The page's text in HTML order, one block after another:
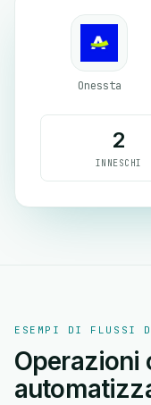
Onessta
2
INNESCHI
ESEMPI DI FLUSSI
Operazioni